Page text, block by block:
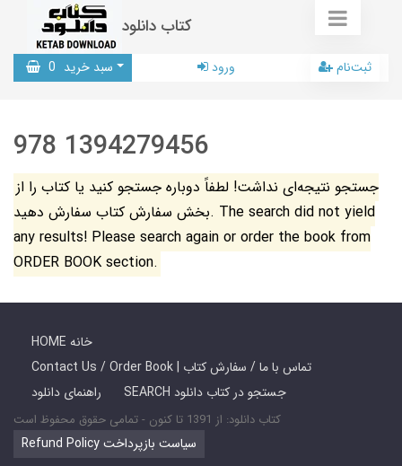
کتاب دانلود
سبد خرید 0 ورود ثبت‌نام
978 1394279456
جستجو نتیجه‌ای نداشت! لطفاً دوباره جستجو کنید یا کتاب را از
بخش سفارش کتاب سفارش دهید. The search did not yield
any results! Please search again or order the book from
ORDER BOOK section.
HOME خانه
Contact Us / Order Book | تماس با ما / سفارش کتاب
راهنمای دانلود
SEARCH جستجو در کتاب دانلود
کتاب دانلود: از 1391 تا کنون - تمامی حقوق محفوظ است
Refund Policy سیاست بازپرداخت